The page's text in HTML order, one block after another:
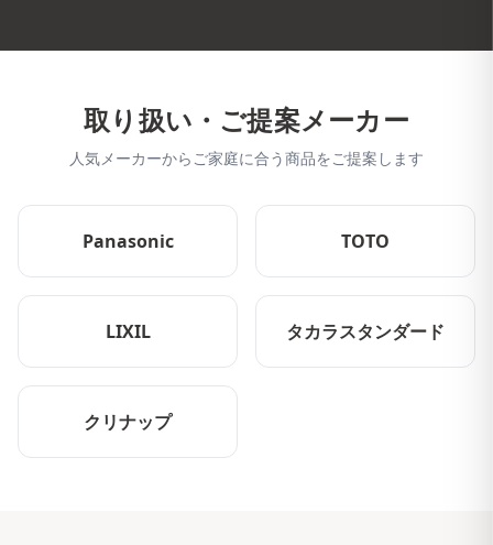
取り扱い・ご提案メーカー
人気メーカーからご家庭に合う商品をご提案します
Panasonic TOTO
LIXIL タカラスタンダード
クリナップ